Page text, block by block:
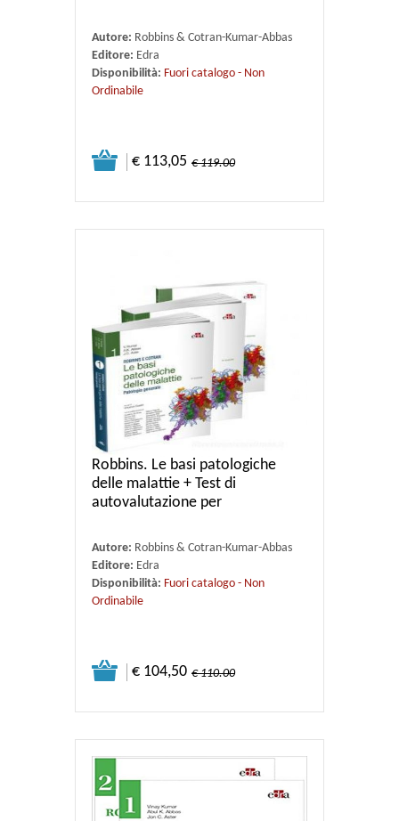
Autore: Robbins & Cotran-Kumar-Abbas
Editore: Edra
Disponibilità: Fuori catalogo - Non
Ordinabile
€ 113,05 € 119.00
Robbins. Le basi patologiche
delle malattie + Test di
autovalutazione per
Autore: Robbins & Cotran-Kumar-Abbas
Editore: Edra
Disponibilità: Fuori catalogo - Non
Ordinabile
€ 104,50 € 110.00